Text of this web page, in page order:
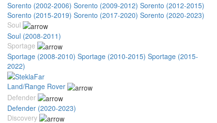
Sorento (2002-2006) Sorento (2009-2012) Sorento (2012-2015)
Sorento (2015-2019) Sorento (2017-2020) Sorento (2020-2023)
Soul
Soul (2008-2011)
Sportage
Sportage (2008-2010) Sportage (2010-2015) Sportage (2015-
2022)
Land/Range Rover
Defender
Defender (2020-2023)
Discovery